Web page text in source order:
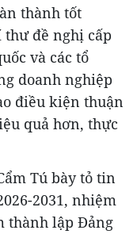
thành tốt
đề nghị cấp
và các tổ
doanh nghiệp
điều kiện thuận
quả hơn, thực
Tú bày tỏ tin
2031, nhiệm
thành lập Đảng